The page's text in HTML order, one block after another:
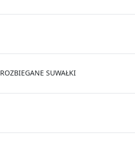
ROZBIEGANE SUWAŁKI